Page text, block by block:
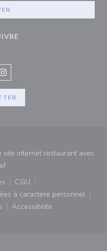
((ouvre une nouvelle
Instagram ((ouvre une
internet restaurant avec
((ouvre une nouvelle fenêtre))
une nouvelle fenêtre))
CGU
((ouvre une nouvelle
à caractère personnel
une nouvelle fenêtre))
nouvelle fenêtre))
Accessibilite
((ouvre une nouvelle